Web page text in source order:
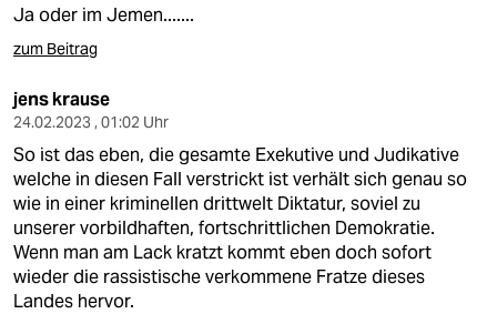
Ja oder im Jemen.......
zum Beitrag
jens krause
24.02.2023 , 01:02 Uhr
So ist das eben, die gesamte Exekutive und Judikative
welche in diesen Fall verstrickt ist verhält sich genau so
wie in einer kriminellen drittwelt Diktatur, soviel zu
unserer vorbildhaften, fortschrittlichen Demokratie.
Wenn man am Lack kratzt kommt eben doch sofort
wieder die rassistische verkommene Fratze dieses
Landes hervor.